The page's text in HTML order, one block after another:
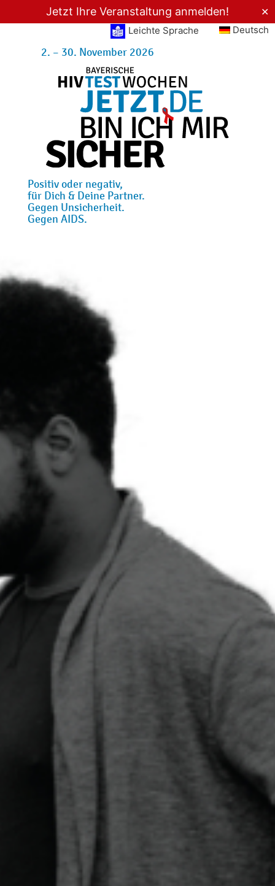
Jetzt Ihre Veranstaltung anmelden!
✕
Leichte Sprache
Deutsch
2. – 30. November 2026
Positiv oder negativ,
für Dich & Deine Partner.
Gegen Unsicherheit.
Gegen AIDS.